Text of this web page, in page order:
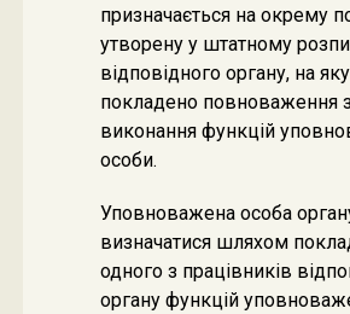
призначається на окрему
утворену у штатному
відповідного органу, на яку
покладено повноваження з
виконання функцій
особи.
Уповноважена особа
визначатися шляхом
одного з працівників
органу функцій